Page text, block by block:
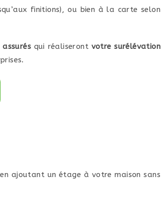
finitions), ou bien à la carte selon
qui réaliseront votre surélévation
ajoutant un étage à votre maison sans